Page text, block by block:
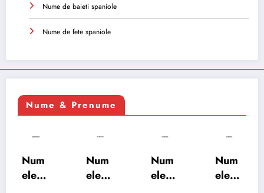
Nume de baieti spaniole
Nume de fete spaniole
Nume & Prenume
Num
ele
Num
ele
Num
ele
Num
ele